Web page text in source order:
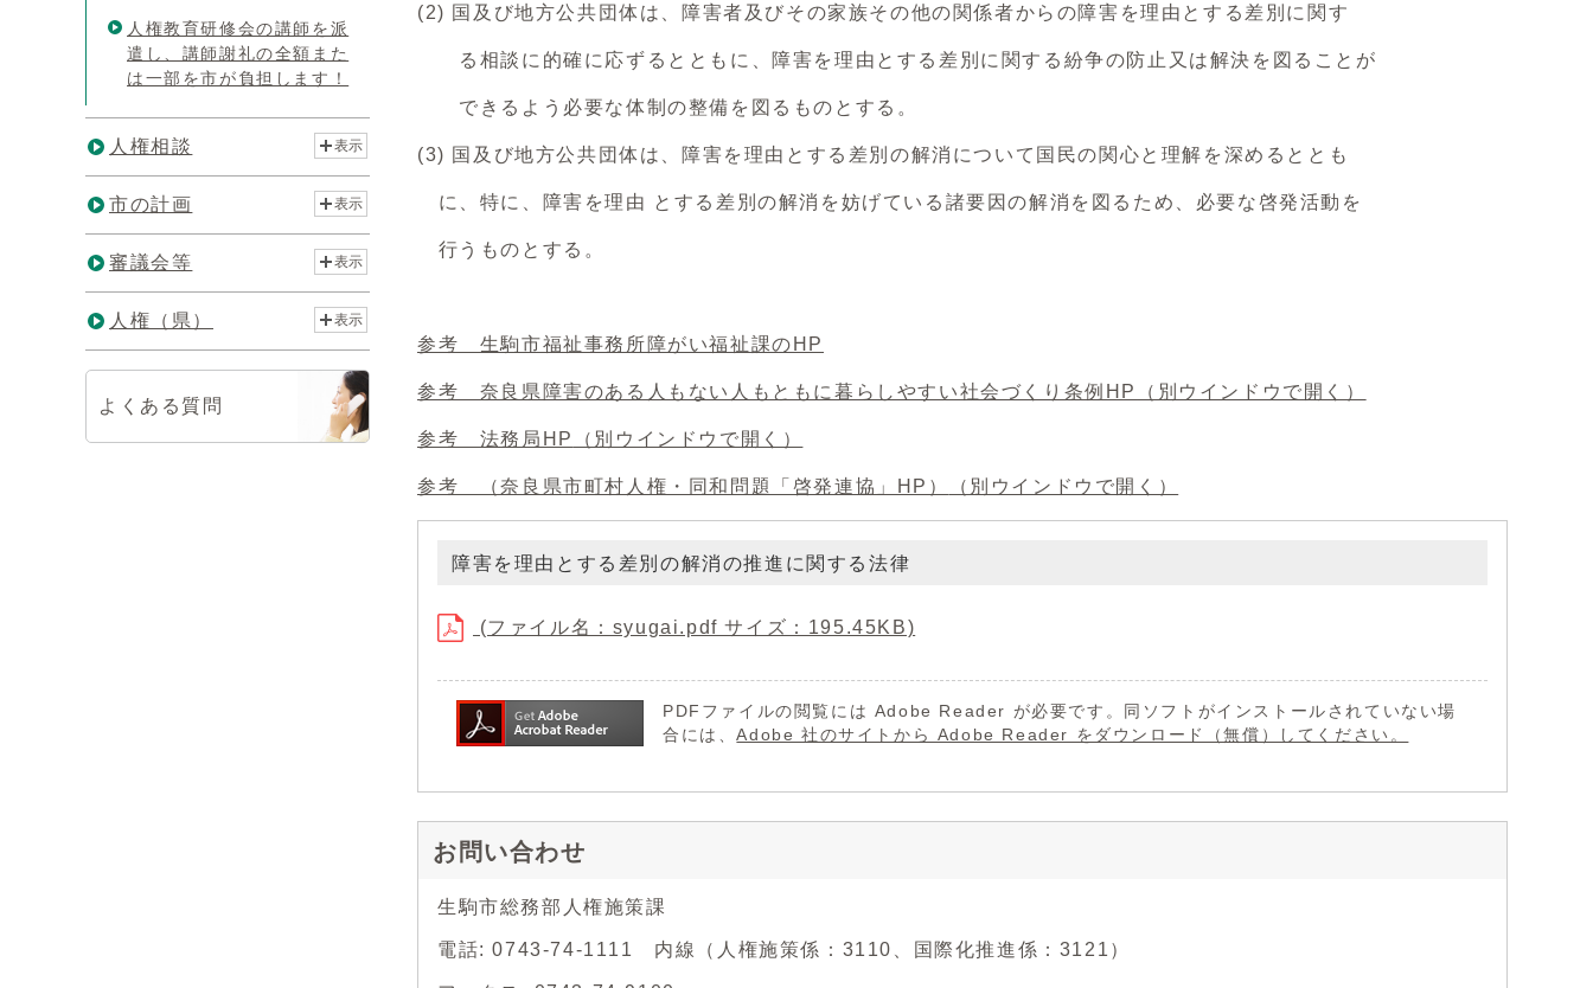
(2) 国及び地方公共団体は、障害者及びその家族その他の関係者からの障害を理由とする差別に関す
る相談に的確に応ずるとともに、障害を理由とする差別に関する紛争の防止又は解決を図ることが
できるよう必要な体制の整備を図るものとする。
(3) 国及び地方公共団体は、障害を理由とする差別の解消について国民の関心と理解を深めるととも
に、特に、障害を理由 とする差別の解消を妨げている諸要因の解消を図るため、必要な啓発活動を
行うものとする。
参考 生駒市福祉事務所障がい福祉課のHP
参考 奈良県障害のある人もない人もともに暮らしやすい社会づくり条例HP （別ウインドウで開く）
参考 法務局HP （別ウインドウで開く）
参考 （奈良県市町村人権・同和問題「啓発連協」HP） （別ウインドウで開く）
障害を理由とする差別の解消の推進に関する法律
(ファイル名：syugai.pdf サイズ：195.45KB)
PDFファイルの閲覧には Adobe Reader が必要です。同ソフトがインストールされていない場
合には、Adobe 社のサイトから Adobe Reader をダウンロード（無償）してください。
お問い合わせ
生駒市総務部人権施策課
電話: 0743-74-1111 内線（人権施策係：3110、国際化推進係：3121）
人権教育研修会の講師を派
遣し、講師謝礼の全額また
は一部を市が負担します！
人権相談 表示
市の計画 表示
審議会等 表示
人権（県） 表示
よくある質問